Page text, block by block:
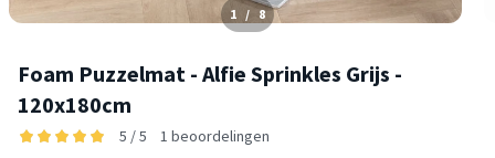
1 / 8
Foam Puzzelmat - Alfie Sprinkles Grijs -
120x180cm
5 / 5 1 beoordelingen